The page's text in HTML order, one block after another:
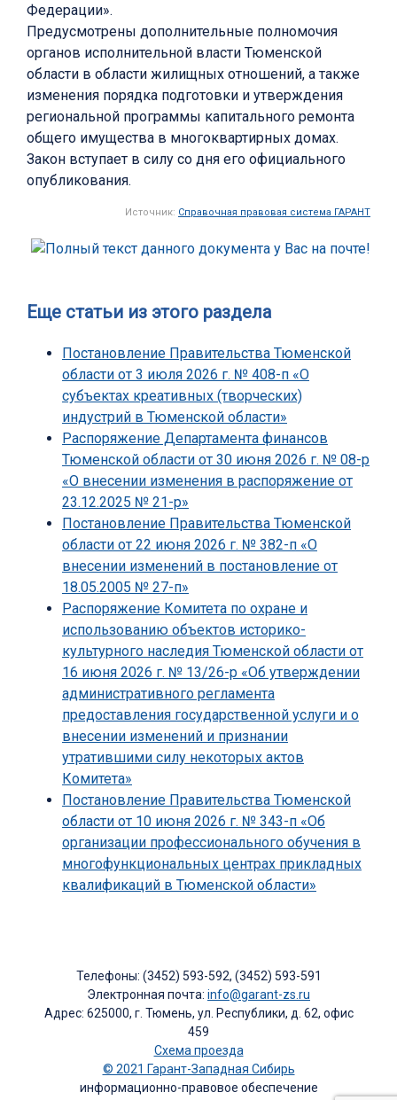
Федерации».
Предусмотрены дополнительные полномочия
органов исполнительной власти Тюменской
области в области жилищных отношений, а также
изменения порядка подготовки и утверждения
региональной программы капитального ремонта
общего имущества в многоквартирных домах.
Закон вступает в силу со дня его официального
опубликования.
Источник: Справочная правовая система ГАРАНТ
Еще статьи из этого раздела
Постановление Правительства Тюменской
области от 3 июля 2026 г. № 408-п «О
субъектах креативных (творческих)
индустрий в Тюменской области»
Распоряжение Департамента финансов
Тюменской области от 30 июня 2026 г. № 08-р
«О внесении изменения в распоряжение от
23.12.2025 № 21-р»
Постановление Правительства Тюменской
области от 22 июня 2026 г. № 382-п «О
внесении изменений в постановление от
18.05.2005 № 27-п»
Распоряжение Комитета по охране и
использованию объектов историко-
культурного наследия Тюменской области от
16 июня 2026 г. № 13/26-р «Об утверждении
административного регламента
предоставления государственной услуги и о
внесении изменений и признании
утратившими силу некоторых актов
Комитета»
Постановление Правительства Тюменской
области от 10 июня 2026 г. № 343-п «Об
организации профессионального обучения в
многофункциональных центрах прикладных
квалификаций в Тюменской области»
Телефоны: (3452) 593-592, (3452) 593-591
Электронная почта: info@garant-zs.ru
Адрес: 625000, г. Тюмень, ул. Республики, д. 62, офис
459
Схема проезда
© 2021 Гарант-Западная Сибирь
информационно-правовое обеспечение